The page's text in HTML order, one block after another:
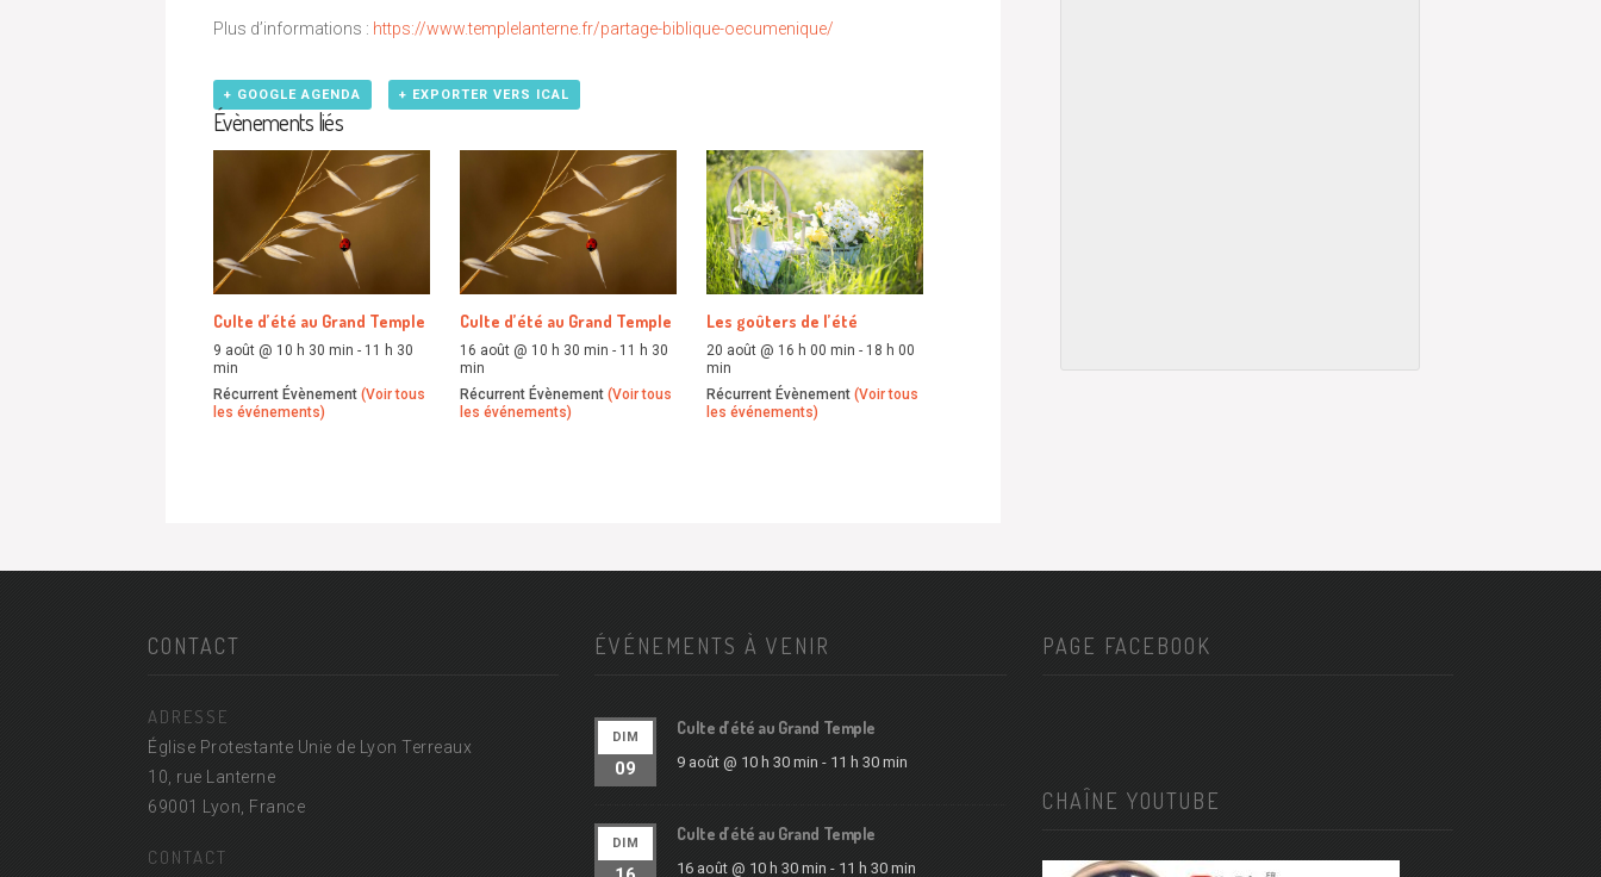
Plus d’informations : https://www.templelanterne.fr/partage-biblique-oecumenique/
+ GOOGLE AGENDA + EXPORTER VERS ICAL
Évènements liés
Culte d’été au Grand Temple
9 août @ 10 h 30 min - 11 h 30
min
Récurrent Évènement (Voir tous
les événements)
Culte d’été au Grand Temple
16 août @ 10 h 30 min - 11 h 30
min
Récurrent Évènement (Voir tous
les événements)
Les goûters de l’été
20 août @ 16 h 00 min - 18 h 00
min
Récurrent Évènement (Voir tous
les événements)
CONTACT
ADRESSE
Église Protestante Unie de Lyon Terreaux
10, rue Lanterne
69001 Lyon, France
CONTACT
ÉVÉNEMENTS À VENIR
DIM
09
Culte d’été au Grand Temple
9 août @ 10 h 30 min - 11 h 30 min
DIM Culte d’été au Grand Temple
16 août @ 10 h 30 min - 11 h 30 min
PAGE FACEBOOK
CHAÎNE YOUTUBE